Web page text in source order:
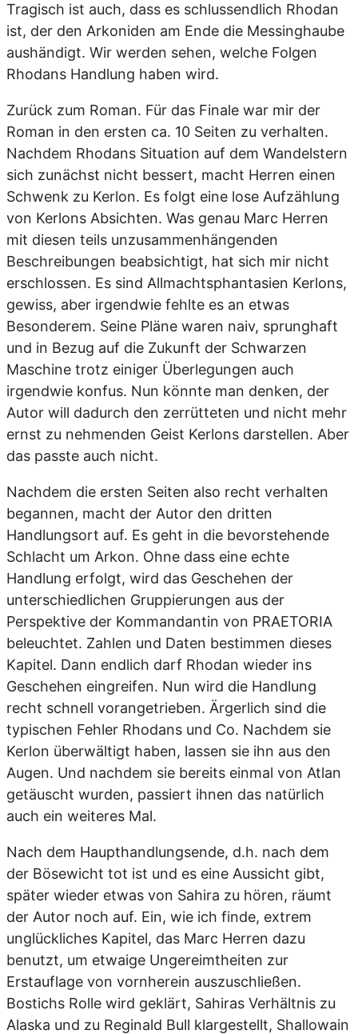
Tragisch ist auch, dass es schlussendlich Rhodan
ist, der den Arkoniden am Ende die Messinghaube
aushändigt. Wir werden sehen, welche Folgen
Rhodans Handlung haben wird.
Zurück zum Roman. Für das Finale war mir der
Roman in den ersten ca. 10 Seiten zu verhalten.
Nachdem Rhodans Situation auf dem Wandelstern
sich zunächst nicht bessert, macht Herren einen
Schwenk zu Kerlon. Es folgt eine lose Aufzählung
von Kerlons Absichten. Was genau Marc Herren
mit diesen teils unzusammenhängenden
Beschreibungen beabsichtigt, hat sich mir nicht
erschlossen. Es sind Allmachtsphantasien Kerlons,
gewiss, aber irgendwie fehlte es an etwas
Besonderem. Seine Pläne waren naiv, sprunghaft
und in Bezug auf die Zukunft der Schwarzen
Maschine trotz einiger Überlegungen auch
irgendwie konfus. Nun könnte man denken, der
Autor will dadurch den zerrütteten und nicht mehr
ernst zu nehmenden Geist Kerlons darstellen. Aber
das passte auch nicht.
Nachdem die ersten Seiten also recht verhalten
begannen, macht der Autor den dritten
Handlungsort auf. Es geht in die bevorstehende
Schlacht um Arkon. Ohne dass eine echte
Handlung erfolgt, wird das Geschehen der
unterschiedlichen Gruppierungen aus der
Perspektive der Kommandantin von PRAETORIA
beleuchtet. Zahlen und Daten bestimmen dieses
Kapitel. Dann endlich darf Rhodan wieder ins
Geschehen eingreifen. Nun wird die Handlung
recht schnell vorangetrieben. Ärgerlich sind die
typischen Fehler Rhodans und Co. Nachdem sie
Kerlon überwältigt haben, lassen sie ihn aus den
Augen. Und nachdem sie bereits einmal von Atlan
getäuscht wurden, passiert ihnen das natürlich
auch ein weiteres Mal.
Nach dem Haupthandlungsende, d.h. nach dem
der Bösewicht tot ist und es eine Aussicht gibt,
später wieder etwas von Sahira zu hören, räumt
der Autor noch auf. Ein, wie ich finde, extrem
unglückliches Kapitel, das Marc Herren dazu
benutzt, um etwaige Ungereimtheiten zur
Erstauflage von vornherein auszuschließen.
Bostichs Rolle wird geklärt, Sahiras Verhältnis zu
Alaska und zu Reginald Bull klargestellt, Shallowain